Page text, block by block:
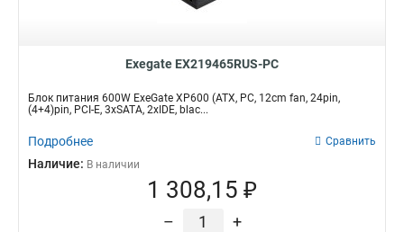
Exegate EX219465RUS-PC
Блок питания 600W ExeGate XP600 (ATX, PC, 12cm fan, 24pin,
(4+4)pin, PCI-E, 3xSATA, 2xIDE, blac...
Подробнее Сравнить
Наличие: В наличии
1 308,15 ₽
– +